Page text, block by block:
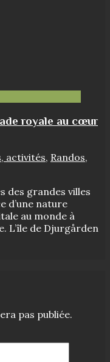
royale au cœur
activités, Randos,
des grandes villes
d’une nature
au monde à
L’île de Djurgården
pas publiée.